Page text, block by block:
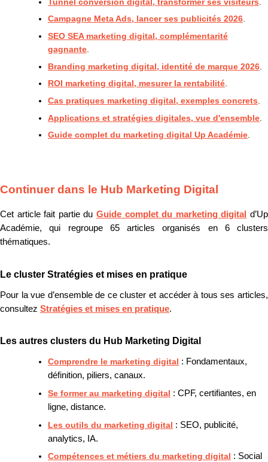
Campagne Meta Ads, lancer ses publicités 2026.
SEO SEA marketing digital, complémentarité
gagnante
Branding marketing digital, identité de marque 2026
ROI marketing digital, mesurer la rentabilité.
Cas pratiques marketing digital, exemples concrets
Applications et stratégies digitales, vue d'ensemble
Guide complet du marketing digital Up Académie.
Continuer dans le Hub Marketing Digital
Cet article fait partie du Guide complet du marketing digital d’Up
Académie, qui regroupe 65 articles organisés en 6 clusters
thématiques.
Le cluster Stratégies et mises en pratique
Pour la vue d’ensemble de ce cluster et accéder à tous ses articles,
consultez Stratégies et mises en pratique.
Les autres clusters du Hub Marketing Digital
Comprendre le marketing digital : Fondamentaux,
définition, piliers, canaux.
Se former au marketing digital : CPF, certifiantes, en
ligne, distance.
Les outils du marketing digital : SEO, publicité,
analytics, IA.
Compétences et métiers du marketing digital : Social